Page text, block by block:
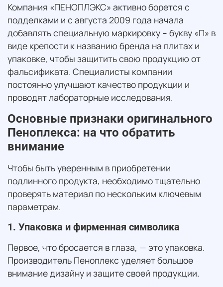
Компания «ПЕНОПЛЭКС» активно борется с
подделками и с августа 2009 года начала
добавлять специальную маркировку – букву «П» в
виде крепости к названию бренда на плитах и
упаковке, чтобы защитить свою продукцию от
фальсификата. Специалисты компании
постоянно улучшают качество продукции и
проводят лабораторные исследования.
Основные признаки оригинального
Пеноплекса: на что обратить
внимание
Чтобы быть уверенным в приобретении
подлинного продукта, необходимо тщательно
проверять материал по нескольким ключевым
параметрам.
1. Упаковка и фирменная символика
Первое, что бросается в глаза, — это упаковка.
Производитель Пеноплекс уделяет большое
внимание дизайну и защите своей продукции.